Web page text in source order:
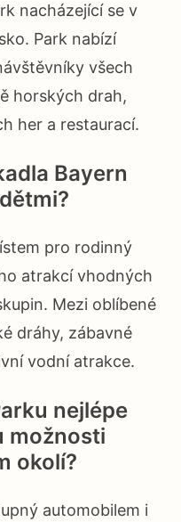
nacházející se v
Park nabízí
všech
horských drah,
her a restaurací.
Bayern
pro rodinný
atrakcí vhodných
Mezi oblíbené
dráhy, zábavné
vodní atrakce.
nejlépe
možnosti
okolí?
automobilem i